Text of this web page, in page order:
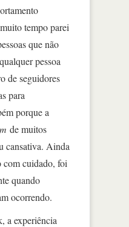
tempo parei
que não
pessoa
de seguidores
para
porque a
de muitos
cansativa. Ainda
com cuidado, foi
quando
ocorrendo.
a experiência